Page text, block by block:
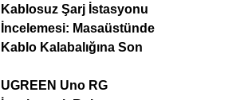
Kablosuz Şarj İstasyonu
İncelemesi: Masaüstünde
Kablo Kalabalığına Son
UGREEN Uno RG